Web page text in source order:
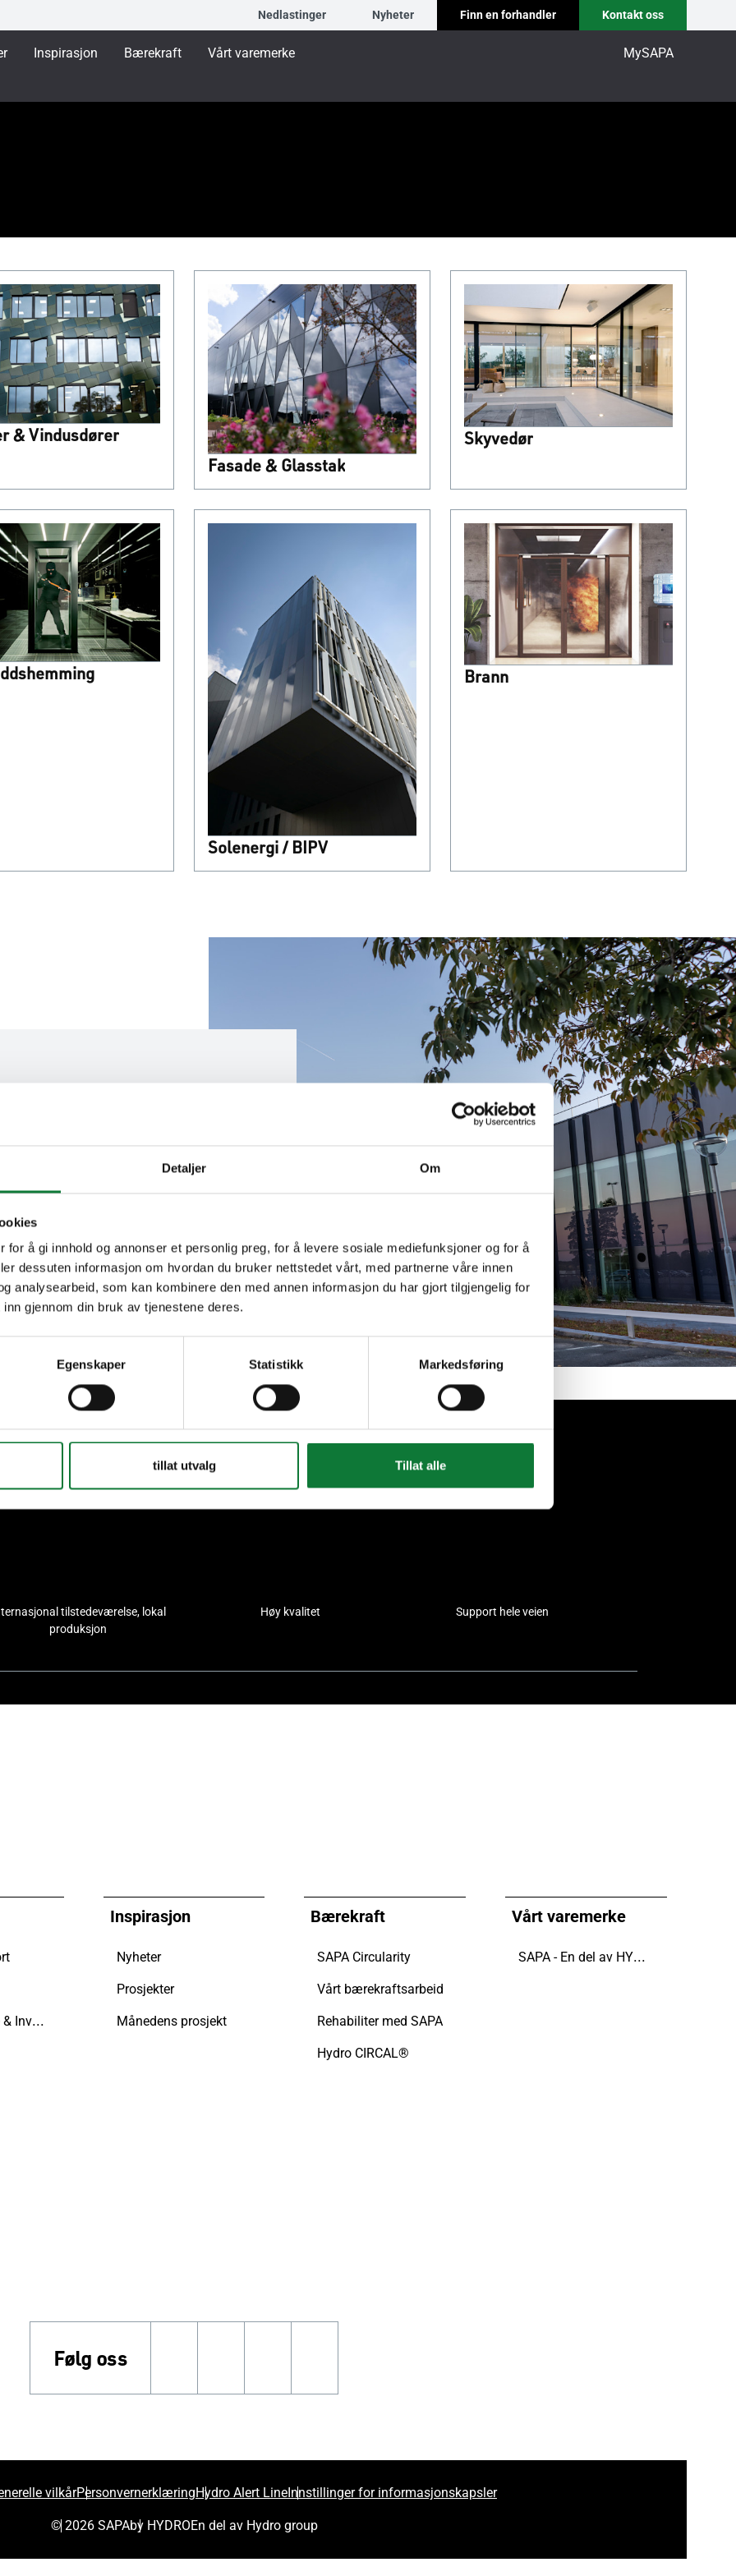
Detaljer Om
for å gi innhold og annonser et personlig preg, for å levere sosiale mediefunksjoner og for å
dessuten informasjon om hvordan du bruker nettstedet vårt, med partnerne våre innen
analysearbeid, som kan kombinere den med annen informasjon du har gjort tilgjengelig for
gjennom din bruk av tjenestene deres.
Egenskaper Statistikk Markedsføring
tillat utvalg Tillat alle
Nedlastinger Nyheter Finn en forhandler Kontakt oss
Inspirasjon Bærekraft Vårt varemerke MySAPA
& Vindusdører
Fasade & Glasstak
Skyvedør
Solenergi / BIPV
Brann
Vi tar vare på kundene våre
tilstedeværelse, lokal
produksjon
Høy kvalitet Support hele veien
Eiendoms­eiere & Investorer
Inspirasjon
Nyheter
Prosjekter
Månedens prosjekt
Bærekraft
SAPA Circularity
Vårt bærekraftsarbeid
Rehabiliter med SAPA
Hydro CIRCAL®
Vårt varemerke
SAPA - En del av HYDRO
Følg oss
vilkårPersonvernerklæringHydro Alert Line Innstillinger for informasjonskapsler
© 2026 SAPAby HYDROEn del av Hydro group